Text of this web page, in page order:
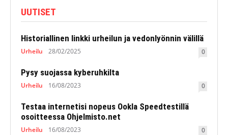
UUTISET
Historiallinen linkki urheilun ja vedonlyönnin välillä
Urheilu 28/02/2025 0
Pysy suojassa kyberuhkilta
Urheilu 16/08/2023 0
Testaa internetisi nopeus Ookla Speedtestillä
osoitteessa Ohjelmisto.net
Urheilu 16/08/2023 0